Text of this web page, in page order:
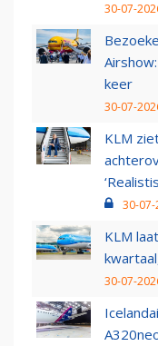
30-07-
keer
30-07-
KLM
30-07-
KLM
30-07-